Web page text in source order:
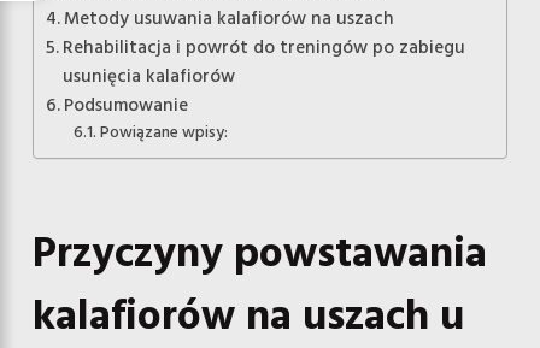
Metody usuwania kalafiorów na uszach
Rehabilitacja i powrót do treningów po zabiegu
usunięcia kalafiorów
Podsumowanie
Powiązane wpisy:
Przyczyny powstawania
kalafiorów na uszach u